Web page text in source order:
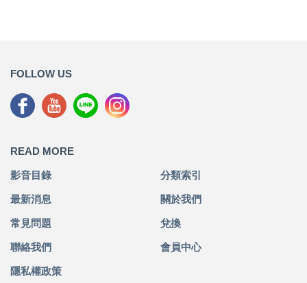
FOLLOW US
READ MORE
影音目錄 分類索引
最新消息 關於我們
常見問題 兌換
聯絡我們 會員中心
隱私權政策